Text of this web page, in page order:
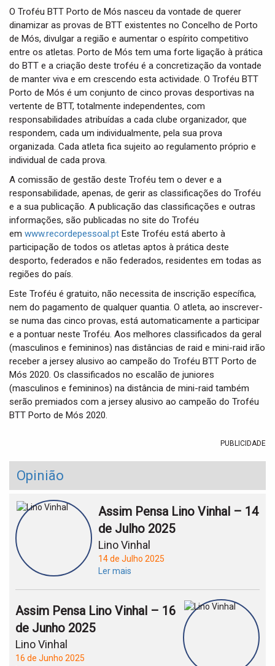
O Troféu BTT Porto de Mós nasceu da vontade de querer
dinamizar as provas de BTT existentes no Concelho de Porto
de Mós, divulgar a região e aumentar o espírito competitivo
entre os atletas. Porto de Mós tem uma forte ligação à prática
do BTT e a criação deste troféu é a concretização da vontade
de manter viva e em crescendo esta actividade. O Troféu BTT
Porto de Mós é um conjunto de cinco provas desportivas na
vertente de BTT, totalmente independentes, com
responsabilidades atribuídas a cada clube organizador, que
respondem, cada um individualmente, pela sua prova
organizada. Cada atleta fica sujeito ao regulamento próprio e
individual de cada prova.
A comissão de gestão deste Troféu tem o dever e a
responsabilidade, apenas, de gerir as classificações do Troféu
e a sua publicação. A publicação das classificações e outras
informações, são publicadas no site do Troféu
em www.recordepessoal.pt Este Troféu está aberto à
participação de todos os atletas aptos à prática deste
desporto, federados e não federados, residentes em todas as
regiões do país.
Este Troféu é gratuito, não necessita de inscrição específica,
nem do pagamento de qualquer quantia. O atleta, ao inscrever-
se numa das cinco provas, está automaticamente a participar
e a pontuar neste Troféu. Aos melhores classificados da geral
(masculinos e femininos) nas distâncias de raid e mini-raid irão
receber a jersey alusivo ao campeão do Troféu BTT Porto de
Mós 2020. Os classificados no escalão de juniores
(masculinos e femininos) na distância de mini-raid também
serão premiados com a jersey alusivo ao campeão do Troféu
BTT Porto de Mós 2020.
PUBLICIDADE
Opinião
Assim Pensa Lino Vinhal – 14
de Julho 2025
Lino Vinhal
14 de Julho 2025
Ler mais
Assim Pensa Lino Vinhal – 16
de Junho 2025
Lino Vinhal
16 de Junho 2025